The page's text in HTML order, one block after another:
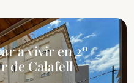
a vivir en 2º
de Calafell